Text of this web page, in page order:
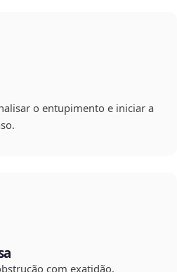
o entupimento e iniciar a
com exatidão,